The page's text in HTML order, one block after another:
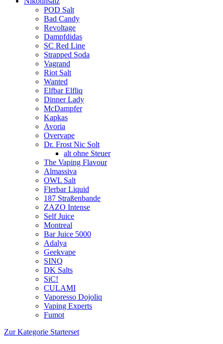
POD Salt
Bad Candy
Revoltage
Dampfdidas
SC Red Line
Strapped Soda
Vagrand
Riot Salt
Wanted
Elfbar Elfliq
Dinner Lady
McDampfer
Kapkas
Avoria
Overvape
Dr. Frost Nic Solt
alt ohne Steuer
The Vaping Flavour
Almassiva
OWL Salt
Flerbar Liquid
187 Straßenbande
ZAZO Intense
Self Juice
Montreal
Bar Juice 5000
Adalya
Geekvape
SINQ
DK Salts
SiC!
CULAMI
Vaporesso Dojoliq
Vaping Experts
Fumot
Zur Kategorie Starterset